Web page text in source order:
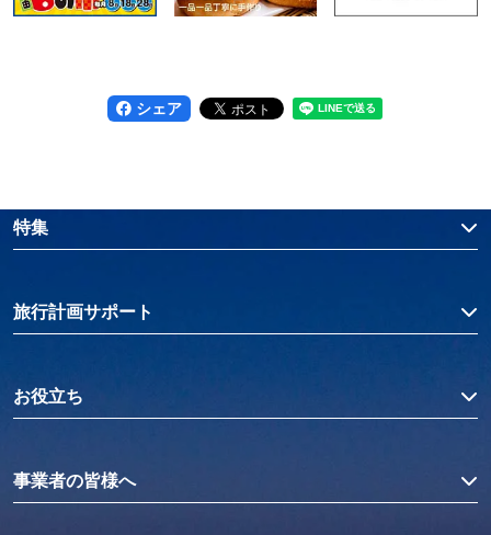
シェア
特集
旅行計画サポート
お役立ち
事業者の皆様へ